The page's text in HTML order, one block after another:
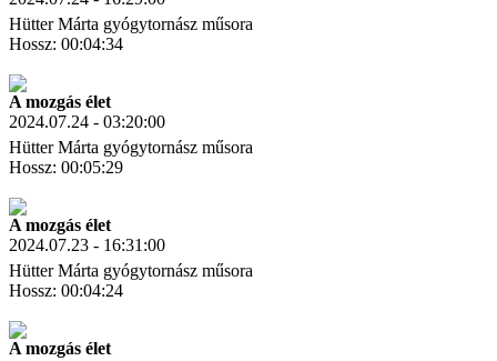
Hütter Márta gyógytornász műsora
Hossz: 00:04:34
A mozgás élet
2024.07.24 - 03:20:00
Hütter Márta gyógytornász műsora
Hossz: 00:05:29
A mozgás élet
2024.07.23 - 16:31:00
Hütter Márta gyógytornász műsora
Hossz: 00:04:24
A mozgás élet